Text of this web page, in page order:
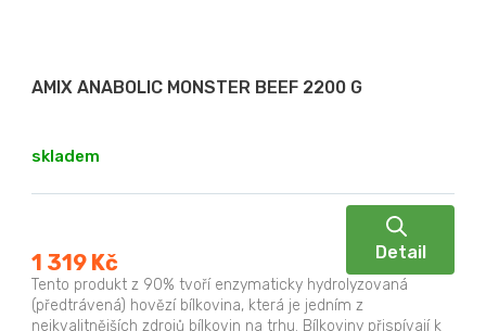
AMIX ANABOLIC MONSTER BEEF 2200 G
skladem
1 319 Kč Detail
Tento produkt z 90% tvoří enzymaticky hydrolyzovaná
(předtrávená) hovězí bílkovina, která je jedním z
nejkvalitnějších zdrojů bílkovin na trhu. Bílkoviny přispívají k